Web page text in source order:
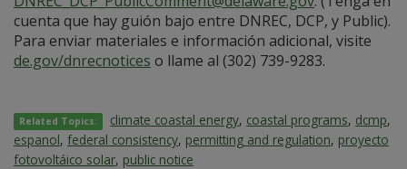
cuenta que hay guión bajo entre DNREC, DCP, y Public).
Para enviar materiales e información adicional, visite
de.gov/dnrecnotices o llame al (302) 739-9283.
Related Topics: climate coastal energy, coastal programs, dcmp,
espanol, federal consistency, permitting and regulation, proyecto
fotovoltáico solar, public notice